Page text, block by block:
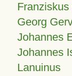
Georg
Johannes
Johannes
Lanuinus